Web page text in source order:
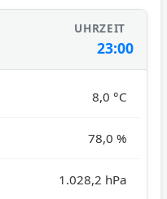
23:00
8,0 °C
78,0 %
1.028,2 hPa